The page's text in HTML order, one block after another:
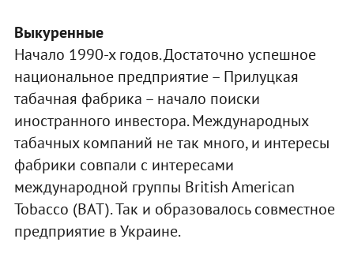
Выкуренные
Начало 1990-х годов. Достаточно успешное
национальное предприятие – Прилуцкая
табачная фабрика – начало поиски
иностранного инвестора. Международных
табачных компаний не так много, и интересы
фабрики совпали с интересами
международной группы British American
Tobacco (BAT). Так и образовалось совместное
предприятие в Украине.